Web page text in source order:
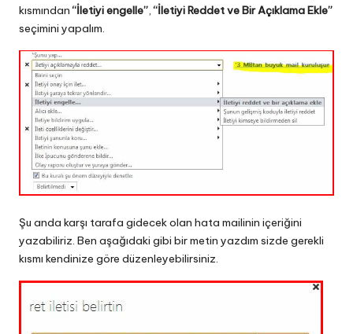
kısmından“İletiyi engelle” ,“İletiyi Reddet ve Bir Açıklama Ekle”
seçimini yapalım.
Şu anda karşı tarafa gidecek olan hata mailinin içeriğini
yazabiliriz. Ben aşağıdaki gibi bir metin yazdım sizde gerekli
kısmı kendinize göre düzenleyebilirsiniz.